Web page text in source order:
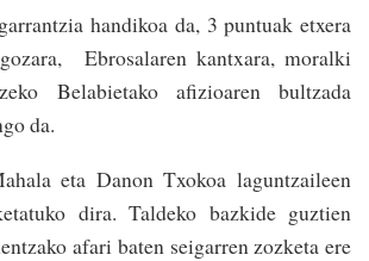
handikoa da, 3 puntuak etxera
Ebrosalaren kantxara, moralki
Belabietako afizioaren bultzada
da.
eta Danon Txokoa laguntzaileen
dira. Taldeko bazkide guztien
afari baten seigarren zozketa ere